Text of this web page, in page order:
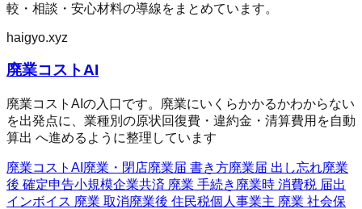
較・相談・安心材料の導線をまとめています。
haigyo.xyz
廃業コストAI
廃業コストAIの入口です。廃業にいくらかかるかわからない
を出発点に、業種別の原状回復費・違約金・清算費用を自動
算出 へ進めるように整理しています
廃業コストAI 廃業・閉店廃業届 書き方廃業届 出し忘れ廃業
後 確定申告小規模企業共済 廃業 手続き 廃業時 消費税 届出
インボイス 廃業 取消廃業後 住民税個人事業主 廃業 社会保